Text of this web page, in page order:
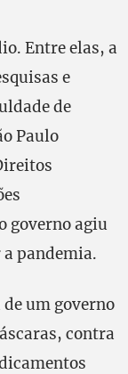
Entre elas, a
e
de
Paulo
governo agiu
pandemia.
um governo
contra